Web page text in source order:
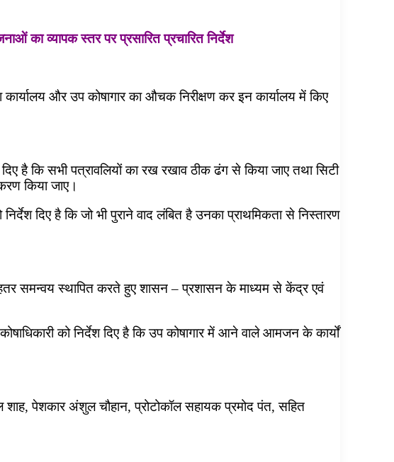
का व्यापक स्तर पर प्रसारित प्रचारित निर्देश
कार्यालय और उप कोषागार का औचक निरीक्षण कर इन कार्यालय में किए
है कि सभी पत्रावलियों का रख रखाव ठीक ढंग से किया जाए तथा सिटी
किया जाए।
दिए है कि जो भी पुराने वाद लंबित है उनका प्राथमिकता से निस्तारण
बेहतर समन्वय स्थापित करते हुए शासन – प्रशासन के माध्यम से केंद्र एवं
कोषाधिकारी को निर्देश दिए है कि उप कोषागार में आने वाले आमजन के कार्यों
शाह, पेशकार अंशुल चौहान, प्रोटोकॉल सहायक प्रमोद पंत, सहित